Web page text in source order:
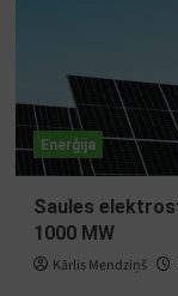
Enerģija
Saules
1000 MW
Kārlis Mendziņš